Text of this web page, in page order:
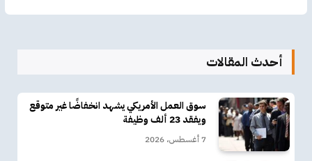
أحدث المقالات
سوق العمل الأمريكي يشهد انخفاضًا غير متوقع
ويفقد 23 ألف وظيفة
7 أغسطس، 2026